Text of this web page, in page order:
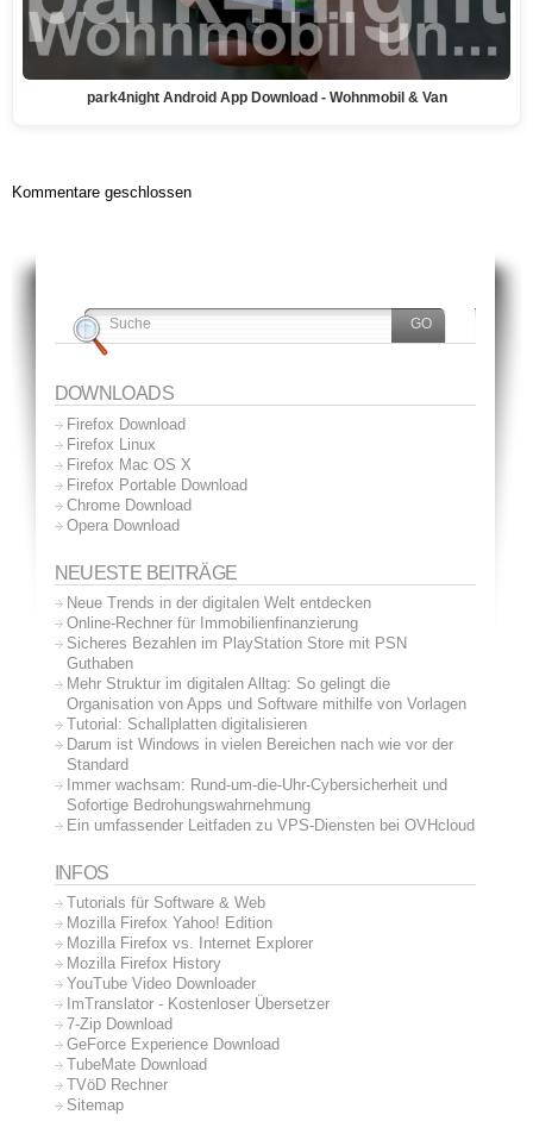
park4night Android App Download - Wohnmobil & Van
Kommentare geschlossen
DOWNLOADS
Firefox Download
Firefox Linux
Firefox Mac OS X
Firefox Portable Download
Chrome Download
Opera Download
NEUESTE BEITRÄGE
Neue Trends in der digitalen Welt entdecken
Online-Rechner für Immobilienfinanzierung
Sicheres Bezahlen im PlayStation Store mit PSN
Guthaben
Mehr Struktur im digitalen Alltag: So gelingt die
Organisation von Apps und Software mithilfe von Vorlagen
Tutorial: Schallplatten digitalisieren
Darum ist Windows in vielen Bereichen nach wie vor der
Standard
Immer wachsam: Rund-um-die-Uhr-Cybersicherheit und
Sofortige Bedrohungswahrnehmung
Ein umfassender Leitfaden zu VPS-Diensten bei OVHcloud
INFOS
Tutorials für Software & Web
Mozilla Firefox Yahoo! Edition
Mozilla Firefox vs. Internet Explorer
Mozilla Firefox History
YouTube Video Downloader
ImTranslator - Kostenloser Übersetzer
7-Zip Download
GeForce Experience Download
TubeMate Download
TVöD Rechner
Sitemap